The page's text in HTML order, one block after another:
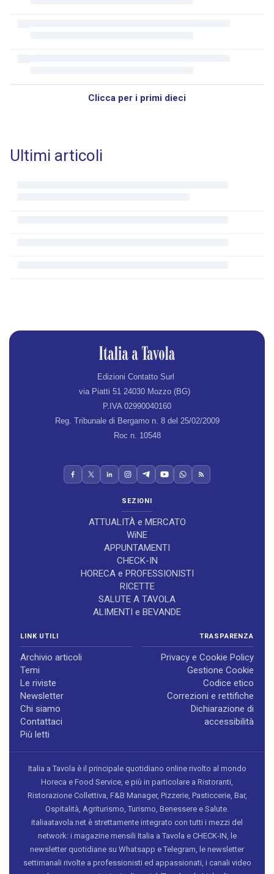
Clicca per i primi dieci
Ultimi articoli
Edizioni Contatto Surl
via Piatti 51 24030 Mozzo (BG)
P.IVA 02990040160
Reg. Tribunale di Bergamo n. 8 del 25/02/2009
Roc n. 10548
SEZIONI
ATTUALITÀ e MERCATO
WiNE
APPUNTAMENTI
CHECK-IN
HORECA e PROFESSIONISTI
RICETTE
SALUTE A TAVOLA
ALIMENTI e BEVANDE
LINK UTILI
Archivio articoli
Temi
Le riviste
Newsletter
Chi siamo
Contattaci
Più letti
TRASPARENZA
Privacy e Cookie Policy
Gestione Cookie
Codice etico
Correzioni e rettifiche
Dichiarazione di
accessibilità
Italia a Tavola è il principale quotidiano online rivolto al mondo
Horeca e Food Service, e più in particolare a Ristoranti,
Ristorazione Collettiva, F&B Manager, Pizzerie, Pasticcerie, Bar,
Ospitalità, Agriturismo, Turismo, Benessere e Salute.
italiaatavola.net è strettamente integrato con tutti i mezzi del
network: i magazine mensili Italia a Tavola e CHECK-IN, le
newsletter quotidiane su Whatsapp e Telegram, le newsletter
settimanali rivolte a professionisti ed appassionati, i canali video